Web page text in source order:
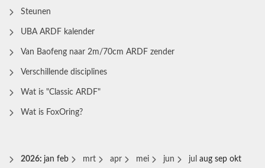
Steunen
UBA ARDF kalender
Van Baofeng naar 2m/70cm ARDF zender
Verschillende disciplines
Wat is "Classic ARDF"
Wat is FoxOring?
2026: jan feb mrt apr mei jun jul aug sep okt